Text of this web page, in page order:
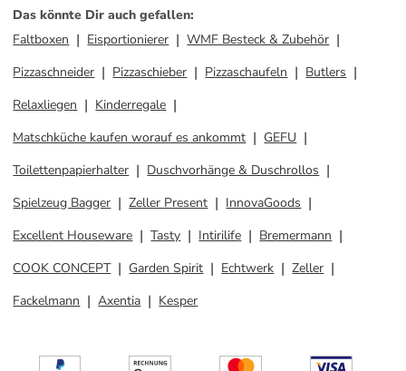
Das könnte Dir auch gefallen:
Faltboxen
Eisportionierer
WMF Besteck & Zubehör
Pizzaschneider
Pizzaschieber Pizzaschaufeln
Butlers
Relaxliegen
Kinderregale
Matschküche kaufen worauf es ankommt
GEFU
Toilettenpapierhalter
Duschvorhänge & Duschrollos
Spielzeug Bagger
Zeller Present
InnovaGoods
Excellent Houseware
Tasty Intirilife
Bremermann
COOK CONCEPT
Garden Spirit Echtwerk
Zeller
Fackelmann
Axentia Kesper